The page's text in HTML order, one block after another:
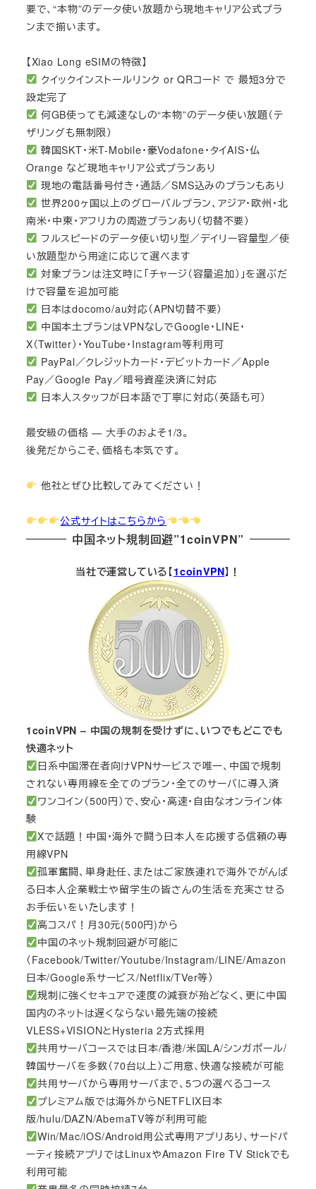
要で、“本物”のデータ使い放題から現地キャリア公式プラ
ンまで揃います。
【Xiao Long eSIMの特徴】
クイックインストールリンク or QRコード で 最短3分で
設定完了
何GB使っても減速なしの“本物”のデータ使い放題（テ
ザリングも無制限）
韓国SKT・米T-Mobile・豪Vodafone・タイAIS・仏
Orange など現地キャリア公式プランあり
現地の電話番号付き・通話／SMS込みのプランもあり
世界200ヶ国以上のグローバルプラン、アジア・欧州・北
南米・中東・アフリカの周遊プランあり（切替不要）
フルスピードのデータ使い切り型／デイリー容量型／使
い放題型から用途に応じて選べます
対象プランは注文時に「チャージ（容量追加）」を選ぶだ
けで容量を追加可能
日本はdocomo/au対応（APN切替不要）
中国本土プランはVPNなしでGoogle・LINE・
X（Twitter）・YouTube・Instagram等利用可
PayPal／クレジットカード・デビットカード／Apple
Pay／Google Pay／暗号資産決済に対応
日本人スタッフが日本語で丁寧に対応（英語も可）
最安級の価格 — 大手のおよそ1/3。
後発だからこそ、価格も本気です。
他社とぜひ比較してみてください！
公式サイトはこちらから
中国ネット規制回避”1coinVPN”
当社で運営している【1coinVPN】！
1coinVPN – 中国の規制を受けずに、いつでもどこでも
快適ネット
日系中国滞在者向けVPNサービスで唯一、中国で規制
されない専用線を全てのプラン・全てのサーバに導入済
ワンコイン（500円）で、安心・高速・自由なオンライン体
験
Xで話題！中国・海外で闘う日本人を応援する信頼の専
用線VPN
孤軍奮闘、単身赴任、またはご家族連れで海外でがんば
る日本人企業戦士や留学生の皆さんの生活を充実させる
お手伝いをいたします！
高コスパ！月30元(500円)から
中国のネット規制回避が可能に
（Facebook/Twitter/Youtube/Instagram/LINE/Amazon
日本/Google系サービス/Netflix/TVer等）
規制に強くセキュアで速度の減衰が殆どなく、更に中国
国内のネットは遅くならない最先端の接続
VLESS+VISIONとHysteria 2方式採用
共用サーバコースでは日本/香港/米国LA/シンガポール/
韓国サーバを多数（70台以上）ご用意、快適な接続が可能
共用サーバから専用サーバまで、5つの選べるコース
プレミアム版では海外からNETFLIX日本
版/hulu/DAZN/AbemaTV等が利用可能
Win/Mac/iOS/Android用公式専用アプリあり、サードパ
ーティ接続アプリではLinuxやAmazon Fire TV Stickでも
利用可能